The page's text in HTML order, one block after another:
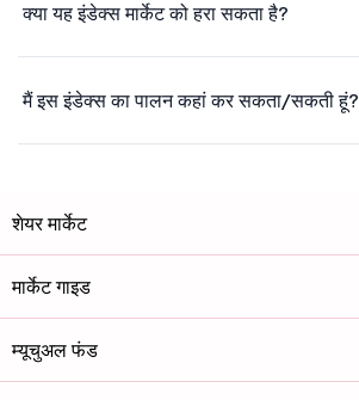
क्या यह इंडेक्स मार्केट को हरा सकता है?
मैं इस इंडेक्स का पालन कहां कर सकता/सकती हूं?
शेयर मार्केट
मार्केट गाइड
म्यूचुअल फंड